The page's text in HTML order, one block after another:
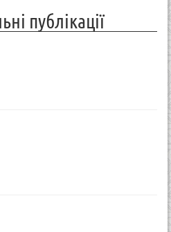
публікації